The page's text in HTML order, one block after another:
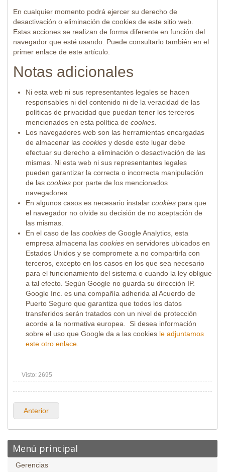
En cualquier momento podrá ejercer su derecho de
desactivación o eliminación de cookies de este sitio web.
Estas acciones se realizan de forma diferente en función del
navegador que esté usando. Puede consultarlo también en el
primer enlace de este artículo.
Notas adicionales
Ni esta web ni sus representantes legales se hacen
responsables ni del contenido ni de la veracidad de las
políticas de privacidad que puedan tener los terceros
mencionados en esta política de cookies
Los navegadores web son las herramientas encargadas
de almacenar las cookies y desde este lugar debe
efectuar su derecho a eliminación o desactivación de las
mismas. Ni esta web ni sus representantes legales
pueden garantizar la correcta o incorrecta manipulación
de las cookies por parte de los mencionados
navegadores.
En algunos casos es necesario instalar cookies para que
el navegador no olvide su decisión de no aceptación de
las mismas.
En el caso de las cookies de Google Analytics, esta
empresa almacena las cookies en servidores ubicados en
Estados Unidos y se compromete a no compartirla con
terceros, excepto en los casos en los que sea necesario
para el funcionamiento del sistema o cuando la ley obligue
a tal efecto. Según Google no guarda su dirección IP.
Google Inc. es una compañía adherida al Acuerdo de
Puerto Seguro que garantiza que todos los datos
transferidos serán tratados con un nivel de protección
acorde a la normativa europea. Si desea información
sobre el uso que Google da a las cookies le adjuntamos
este otro enlace
Visto: 2695
Anterior
Menú principal
Gerencias